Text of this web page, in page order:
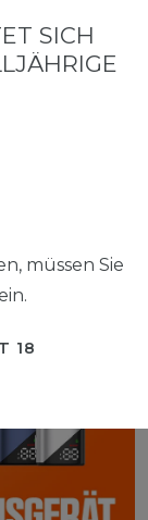
0
EUR
SICH
P
müssen Sie
18